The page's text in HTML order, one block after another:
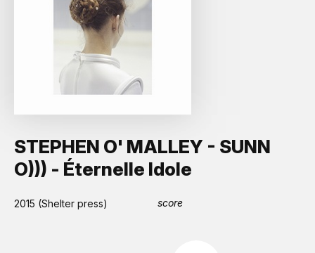
STEPHEN O' MALLEY - SUNN
O))) - Éternelle Idole
2015 (Shelter press) score